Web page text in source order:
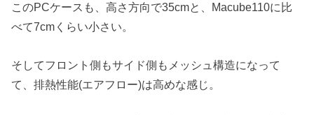
このPCケースも、高さ方向で35cmと、Macube110に比
べて7cmくらい小さい。
そしてフロント側もサイド側もメッシュ構造になって
て、排熱性能(エアフロー)は高めな感じ。